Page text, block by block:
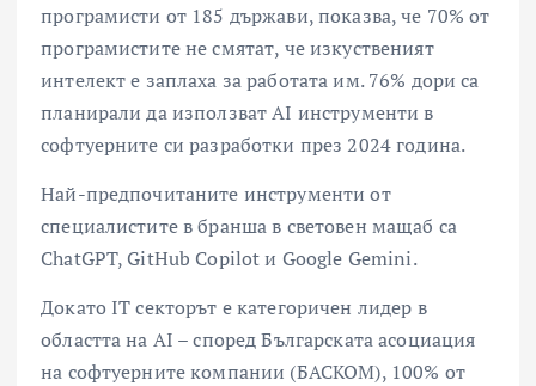
програмисти от 185 държави, показва, че 70% от
програмистите не смятат, че изкуственият
интелект е заплаха за работата им. 76% дори са
планирали да използват AI инструменти в
софтуерните си разработки през 2024 година.
Най-предпочитаните инструменти от
специалистите в браншa в световен мащаб са
ChatGPT, GitHub Copilot и Google Gemini.
Докато IT секторът е категоричен лидер в
областта на AI – според Българската асоциация
на софтуерните компании (БАСКОМ), 100% от